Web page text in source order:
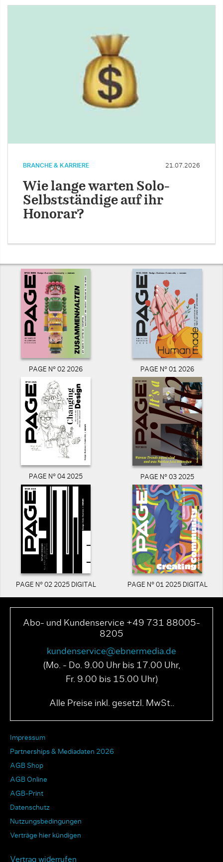
BRANCHE & KARRIERE 21.07.2026
Wie lange warten Solo-
Selbstständige auf ihr
Honorar?
PAGE N° 02 2026 PAGE N° 01 2026
PAGE N° 04 2025 PAGE N° 03 2025
PAGE N° 02 2025 DIGITAL PAGE N° 01 2025 DIGITAL
Abo- und Kundenservice +49 731 88005-
8205
kundenservice@ebnermedia.de
(Mo. - Do. 9.00 Uhr bis 17.00 Uhr,
Fr. 9.00 bis 15.00 Uhr)
Alle Preise inkl. gesetzl. MwSt..
Impressum
Partnerships & Mediadaten 2026
AGB Shop
AGB Online
AGB-Print
Datenschutz
Nutzungsbedingungen
Verträge hier kündigen
Vertrag widerrufen